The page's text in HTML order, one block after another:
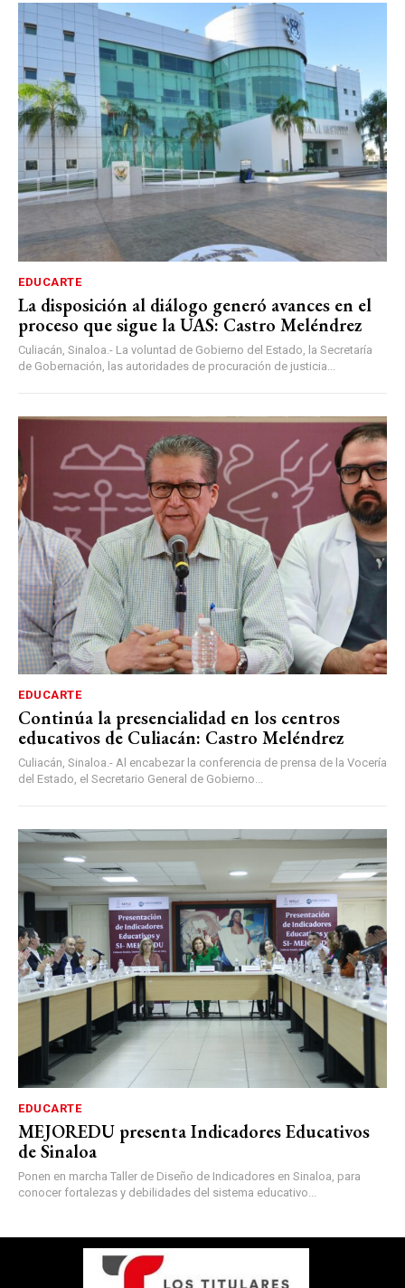
EDUCARTE
La disposición al diálogo generó avances en el
proceso que sigue la UAS: Castro Meléndrez
Culiacán, Sinaloa.- La voluntad de Gobierno del Estado, la Secretaría
de Gobernación, las autoridades de procuración de justicia...
EDUCARTE
Continúa la presencialidad en los centros
educativos de Culiacán: Castro Meléndrez
Culiacán, Sinaloa.- Al encabezar la conferencia de prensa de la Vocería
del Estado, el Secretario General de Gobierno...
EDUCARTE
MEJOREDU presenta Indicadores Educativos
de Sinaloa
Ponen en marcha Taller de Diseño de Indicadores en Sinaloa, para
conocer fortalezas y debilidades del sistema educativo...